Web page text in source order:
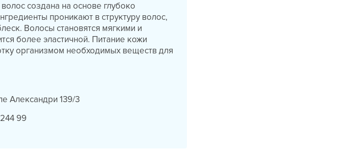
создана на основе глубоко
проникают в структуру волос,
Волосы становятся мягкими и
более эластичной. Питание кожи
организмом необходимых веществ для
Александри 139/3
99